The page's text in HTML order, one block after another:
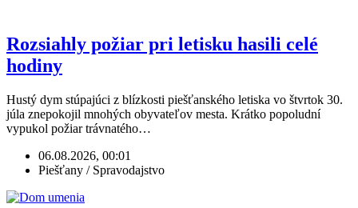
Rozsiahly požiar pri letisku hasili celé
hodiny
Hustý dym stúpajúci z blízkosti piešťanského letiska vo štvrtok 30.
júla znepokojil mnohých obyvateľov mesta. Krátko popoludní
vypukol požiar trávnatého…
06.08.2026, 00:01
Piešťany / Spravodajstvo